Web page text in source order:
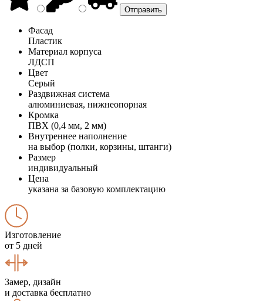
Фасад
Пластик
Материал корпуса
ЛДСП
Цвет
Серый
Раздвижная система
алюминиевая, нижнеопорная
Кромка
ПВХ (0,4 мм, 2 мм)
Внутреннее наполнение
на выбор (полки, корзины, штанги)
Размер
индивидуальный
Цена
указана за базовую комплектацию
Изготовление
от 5 дней
Замер, дизайн
и доставка бесплатно